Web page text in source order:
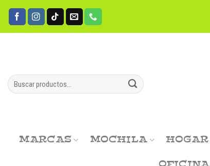
Skip
content
Buscar
por:
MARCAS MOCHILA HOGAR